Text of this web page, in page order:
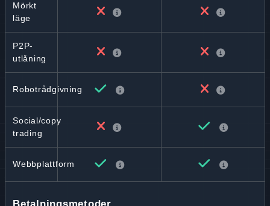
Mörkt
läge
P2P-
utlåning
Robotrådgivning
Social/copy
trading
Webbplattform